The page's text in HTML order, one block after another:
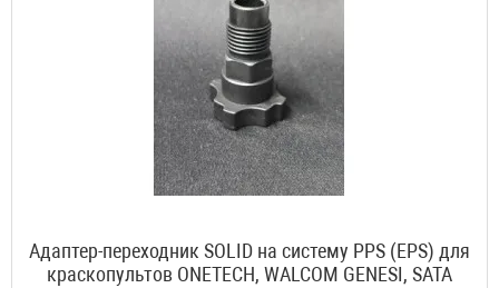
Адаптер-переходник SOLID на систему PPS (EPS) для
краскопультов ONETECH, WALCOM GENESI, SATA